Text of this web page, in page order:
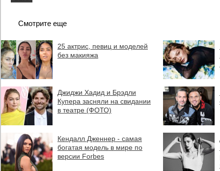
Смотрите еще
25 актрис, певиц и моделей
без макияжа
Джиджи Хадид и Брэдли
Купера засняли на свидании
в театре (ФОТО)
Кендалл Дженнер - самая
богатая модель в мире по
версии Forbes